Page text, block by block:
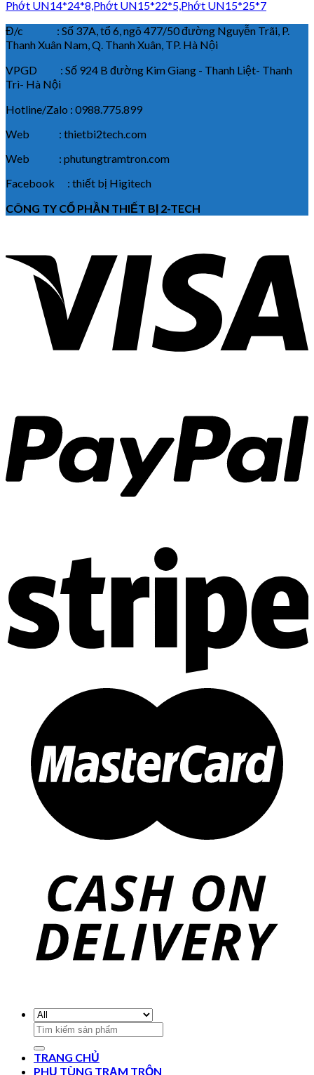
Phớt UN14*24*8,Phớt UN15*22*5,Phớt UN15*25*7
Đ/c : Số 37A, tổ 6, ngõ 477/50 đường Nguyễn Trãi, P.
Thanh Xuân Nam, Q. Thanh Xuân, TP. Hà Nội
VPGD : Số 924 B đường Kim Giang - Thanh Liệt- Thanh
Trì- Hà Nội
Hotline/Zalo : 0988.775.899
Web : thietbi2tech.com
Web : phutungtramtron.com
Facebook : thiết bị Higitech
CÔNG TY CỔ PHẦN THIẾT BỊ 2-TECH
Search
for:
TRANG CHỦ
PHỤ TÙNG TRẠM TRỘN